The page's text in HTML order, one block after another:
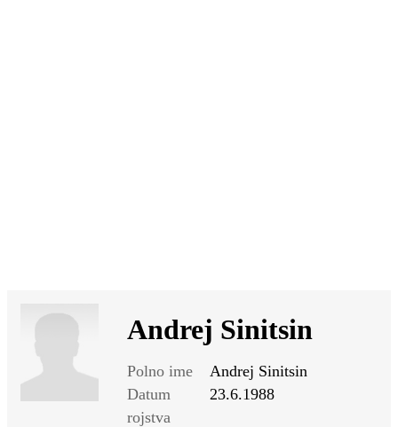
Andrej Sinitsin
Polno ime
Andrej Sinitsin
Datum
rojstva
23.6.1988